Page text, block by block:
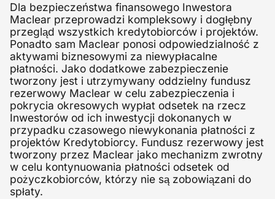
Dla bezpieczeństwa finansowego Inwestora
Maclear przeprowadzi kompleksowy i dogłębny
przegląd wszystkich kredytobiorców i projektów.
Ponadto sam Maclear ponosi odpowiedzialność z
aktywami biznesowymi za niewypłacalne
płatności. Jako dodatkowe zabezpieczenie
tworzony jest i utrzymywany oddzielny fundusz
rezerwowy Maclear w celu zabezpieczenia i
pokrycia okresowych wypłat odsetek na rzecz
Inwestorów od ich inwestycji dokonanych w
przypadku czasowego niewykonania płatności z
projektów Kredytobiorcy. Fundusz rezerwowy jest
tworzony przez Maclear jako mechanizm zwrotny
w celu kontynuowania płatności odsetek od
pożyczkobiorców, którzy nie są zobowiązani do
spłaty.